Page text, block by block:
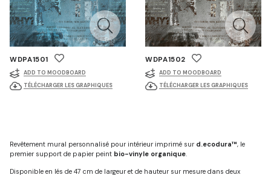
WDPA1501
ADD TO MOODBOARD
TÉLÉCHARGER LES GRAPHIQUES
WDPA1502
ADD TO MOODBOARD
TÉLÉCHARGER LES GRAPHIQUES
Revêtement mural personnalisé pour intérieur imprimé sur d.ecodura™, le
premier support de papier peint bio-vinyle organique.
Disponible en lés de 47 cm de largeur et de hauteur sur mesure dans deux